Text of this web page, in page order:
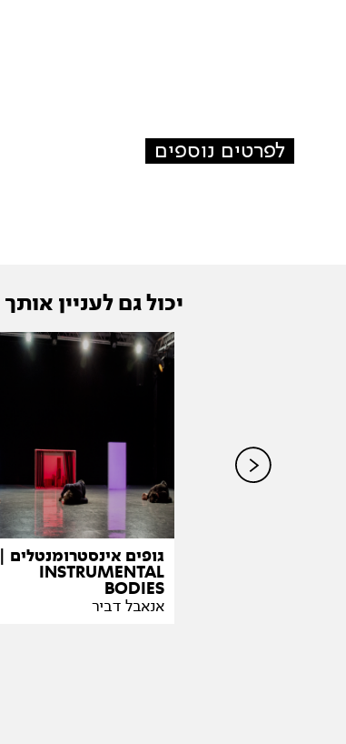
לפרטים נוספים
יכול גם לעניין אותך
גופים אינסטרומנטלים |
INSTRUMENTAL
BODIES
אנאבל דביר